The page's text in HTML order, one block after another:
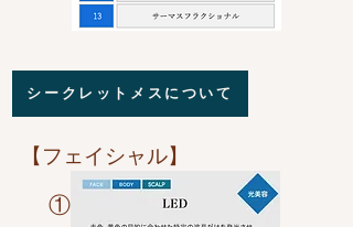
シークレットメスについて
​【フェイシャル】
​①